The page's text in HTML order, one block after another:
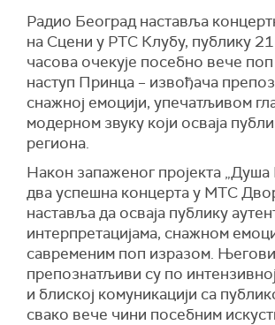
Радио Београд наставља
на Сцени у РТС Клубу, публику
часова очекује посебно вече
наступ Принца – извођача
снажној емоцији, упечатљивом
модерном звуку који осваја
региона.
Након запаженог пројекта „Душа
два успешна концерта у МТС
наставља да осваја публику
интерпретацијама, снажном
савременим поп изразом.
препознатљиви су по
и блиској комуникацији са
свако вече чини посебним